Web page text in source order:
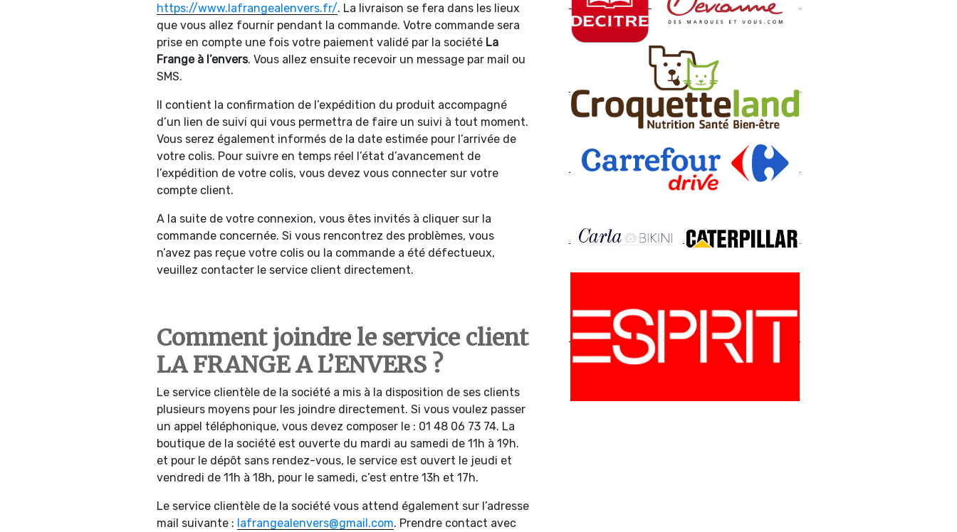
https://www.lafrangealenvers.fr/. La livraison se fera dans les lieux
que vous allez fournir pendant la commande. Votre commande sera
prise en compte une fois votre paiement validé par la société La
Frange à l’envers. Vous allez ensuite recevoir un message par mail ou
SMS.
Il contient la confirmation de l’expédition du produit accompagné
d’un lien de suivi qui vous permettra de faire un suivi à tout moment.
Vous serez également informés de la date estimée pour l’arrivée de
votre colis. Pour suivre en temps réel l’état d’avancement de
l’expédition de votre colis, vous devez vous connecter sur votre
compte client.
A la suite de votre connexion, vous êtes invités à cliquer sur la
commande concernée. Si vous rencontrez des problèmes, vous
n’avez pas reçue votre colis ou la commande a été défectueux,
veuillez contacter le service client directement.
Comment joindre le service client
LA FRANGE A L’ENVERS ?
Le service clientèle de la société a mis à la disposition de ses clients
plusieurs moyens pour les joindre directement. Si vous voulez passer
un appel téléphonique, vous devez composer le : 01 48 06 73 74. La
boutique de la société est ouverte du mardi au samedi de 11h à 19h.
et pour le dépôt sans rendez-vous, le service est ouvert le jeudi et
vendredi de 11h à 18h, pour le samedi, c’est entre 13h et 17h.
Le service clientèle de la société vous attend également sur l’adresse
mail suivante : lafrangealenvers@gmail.com. Prendre contact avec